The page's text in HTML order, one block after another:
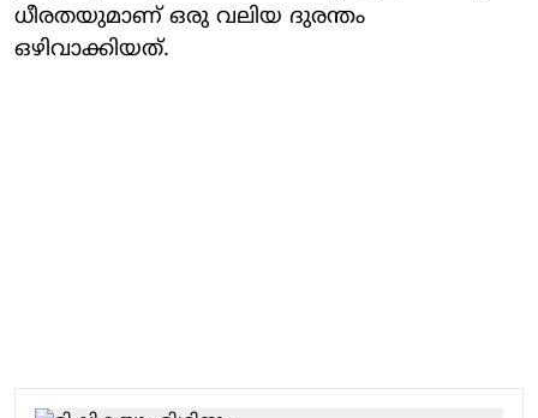
ധീരതയുമാണ് ഒരു വലിയ ദുരന്തം
ഒഴിവാക്കിയത്.